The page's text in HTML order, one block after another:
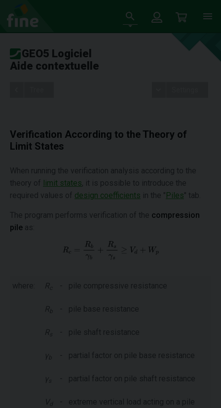
GEO5 Logiciel
Aide contextuelle
Verification According to the Theory of
Limit States
When running the verification analysis according to the
theory of limit states, it is possible to introduce the
required values of design coefficients in the "Piles" tab.
The program performs verification of the compression
pile as:
where: R - pile compressive resistance
Rb - pile base resistance
Rs - pile shaft resistance
γ b - partial factor on pile base resistance
γ s - partial factor on pile shaft resistance
V d - extreme vertical load acting on a pile